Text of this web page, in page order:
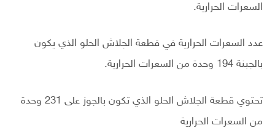
السعرات الحرارية.
عدد السعرات الحرارية في قطعة الجلاش الحلو الذي يكون
بالجبنة 194 وحدة من السعرات الحرارية.
تحتوي قطعة الجلاش الحلو الذي تكون بالجوز على 231 وحدة
من السعرات الحرارية